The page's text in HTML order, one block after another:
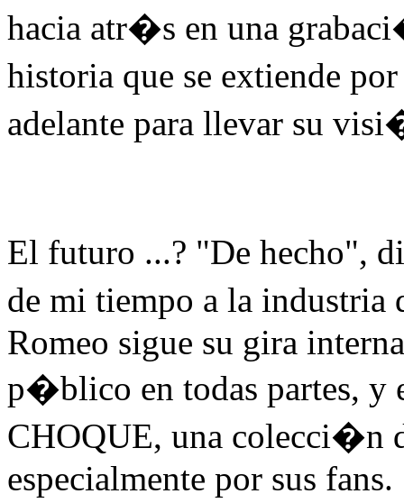
hacia atr�s en una
historia que se extiende
adelante para llevar su
El futuro ...? "De hecho",
de mi tiempo a la
Romeo sigue su gira
p�blico en todas partes,
CHOQUE, una colecci�n
especialmente por sus fans.